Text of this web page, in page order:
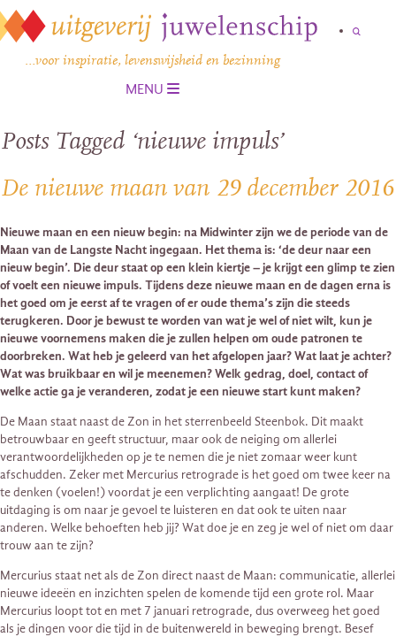
…voor inspiratie, levenswijsheid en bezinning
MENU
Posts Tagged ‘nieuwe impuls’
De nieuwe maan van 29 december 2016
Nieuwe maan en een nieuw begin: na Midwinter zijn we de periode van de
Maan van de Langste Nacht ingegaan. Het thema is: ‘de deur naar een
nieuw begin’. Die deur staat op een klein kiertje – je krijgt een glimp te zien
of voelt een nieuwe impuls. Tijdens deze nieuwe maan en de dagen erna is
het goed om je eerst af te vragen of er oude thema’s zijn die steeds
terugkeren. Door je bewust te worden van wat je wel of niet wilt, kun je
nieuwe voornemens maken die je zullen helpen om oude patronen te
doorbreken. Wat heb je geleerd van het afgelopen jaar? Wat laat je achter?
Wat was bruikbaar en wil je meenemen? Welk gedrag, doel, contact of
welke actie ga je veranderen, zodat je een nieuwe start kunt maken?
De Maan staat naast de Zon in het sterrenbeeld Steenbok. Dit maakt
betrouwbaar en geeft structuur, maar ook de neiging om allerlei
verantwoordelijkheden op je te nemen die je niet zomaar weer kunt
afschudden. Zeker met Mercurius retrograde is het goed om twee keer na
te denken (voelen!) voordat je een verplichting aangaat! De grote
uitdaging is om naar je gevoel te luisteren en dat ook te uiten naar
anderen. Welke behoeften heb jij? Wat doe je en zeg je wel of niet om daar
trouw aan te zijn?
Mercurius staat net als de Zon direct naast de Maan: communicatie, allerlei
nieuwe ideeën en inzichten spelen de komende tijd een grote rol. Maar
Mercurius loopt tot en met 7 januari retrograde, dus overweeg het goed
als je dingen voor die tijd in de buitenwereld in beweging brengt. Besef